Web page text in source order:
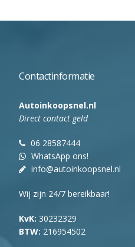
Contactinformatie
Autoinkoopsnel.nl
Direct contact geld
06 28587444
WhatsApp ons!
info@autoinkoopsnel.nl
Wij zijn 24/7 bereikbaar!
KvK: 30232329
BTW: 216954502